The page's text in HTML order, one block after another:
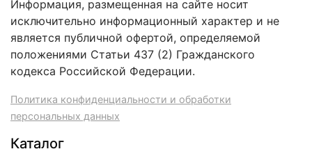
Информация, размещенная на сайте носит
исключительно информационный характер и не
является публичной офертой, определяемой
положениями Статьи 437 (2) Гражданского
кодекса Российской Федерации.
Политика конфиденциальности и обработки
персональных данных
Каталог